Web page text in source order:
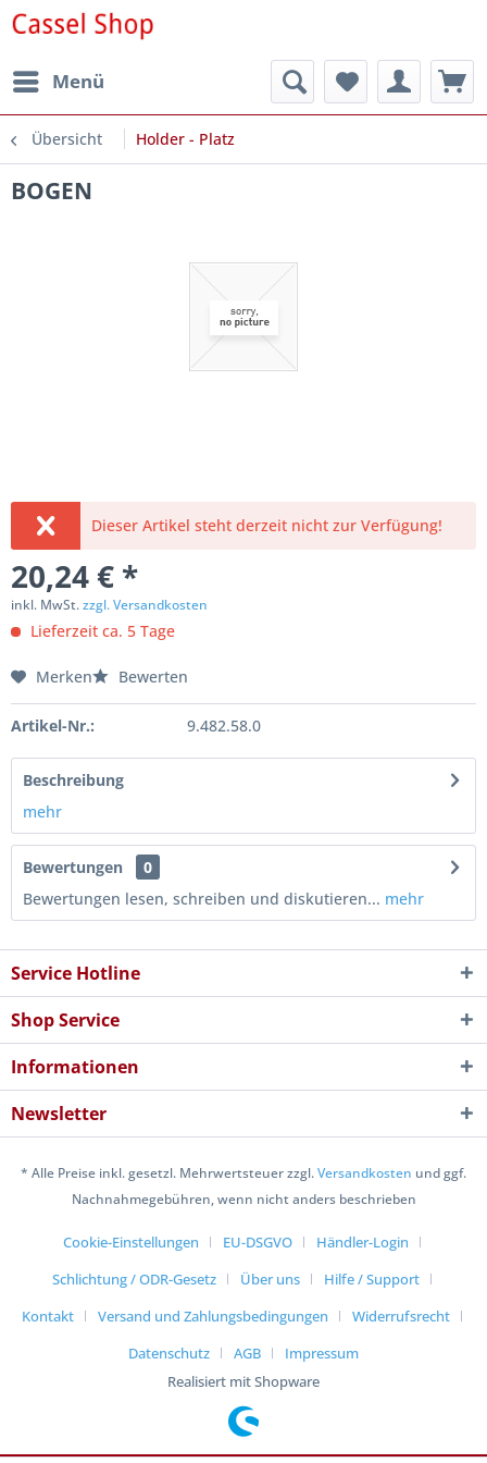
Menü
Übersicht Holder - Platz
BOGEN
Dieser Artikel steht derzeit nicht zur Verfügung!
20,24 € *
inkl. MwSt.zzgl. Versandkosten
Lieferzeit ca. 5 Tage
Merken Bewerten
Artikel-Nr.: 9.482.58.0
Beschreibung
mehr
Bewertungen
0
Bewertungen lesen, schreiben und diskutieren... mehr
Service Hotline
Shop Service
Informationen
Newsletter
* Alle Preise inkl. gesetzl. Mehrwertsteuer zzgl.Versandkosten und ggf.
Nachnahmegebühren, wenn nicht anders beschrieben
Cookie-Einstellungen EU-DSGVO
Händler-Login
Schlichtung / ODR-Gesetz
Über uns
Hilfe / Support
Kontakt
Versand und Zahlungsbedingungen
Widerrufsrecht
Datenschutz
AGB
Impressum
Realisiert mit Shopware